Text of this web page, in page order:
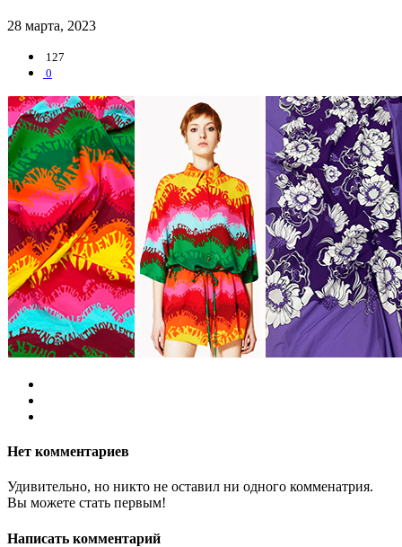
28 марта, 2023
127
0
Нет комментариев
Удивительно, но никто не оставил ни одного комменатрия.
Вы можете стать первым!
Написать комментарий